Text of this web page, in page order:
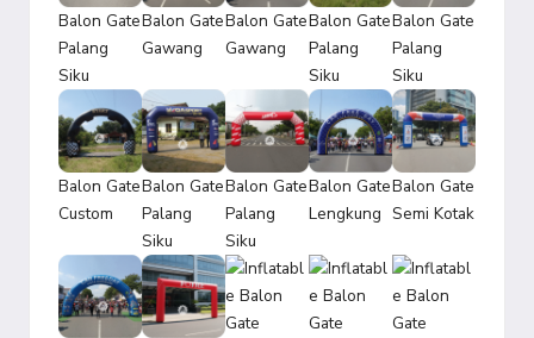
Balon Gate
Palang
Siku
Balon Gate
Gawang
Balon Gate
Gawang
Balon Gate
Palang
Siku
Balon Gate
Palang
Siku
Balon Gate
Custom
Balon Gate
Palang
Siku
Balon Gate
Palang
Siku
Balon Gate
Lengkung
Balon Gate
Semi Kotak